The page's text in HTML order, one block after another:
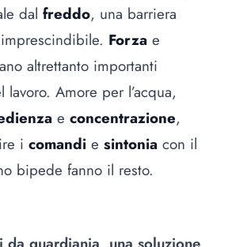
dal freddo, una barriera
Forza e
altrettanto importanti
lavoro. Amore per l’acqua,
e concentrazione,
i comandi e sintonia con il
bipede fanno il resto.